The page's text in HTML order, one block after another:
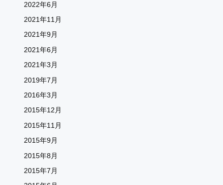
2022年6月
2021年11月
2021年9月
2021年6月
2021年3月
2019年7月
2016年3月
2015年12月
2015年11月
2015年9月
2015年8月
2015年7月